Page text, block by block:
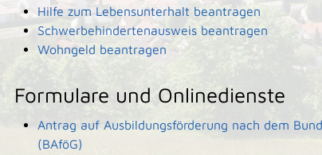
Hilfe zum Lebensunterhalt beantragen
Schwerbehindertenausweis beantragen
Wohngeld beantragen
Formulare und Onlinedienste
Antrag auf Ausbildungsförderung nach dem
(BAföG)